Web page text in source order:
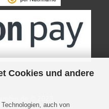
Cookies und andere
auch von